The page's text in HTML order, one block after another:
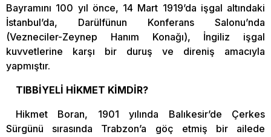
Bayramını 100 yıl önce, 14 Mart 1919’da işgal altındaki
İstanbul’da, Darülfünun Konferans Salonu’nda
(Vezneciler-Zeynep Hanım Konağı), İngiliz işgal
kuvvetlerine karşı bir duruş ve direniş amacıyla
yapmıştır.
TIBBİYELİ HİKMET KİMDİR?
Hikmet Boran, 1901 yılında Balıkesir’de Çerkes
Sürgünü sırasında Trabzon’a göç etmiş bir ailede